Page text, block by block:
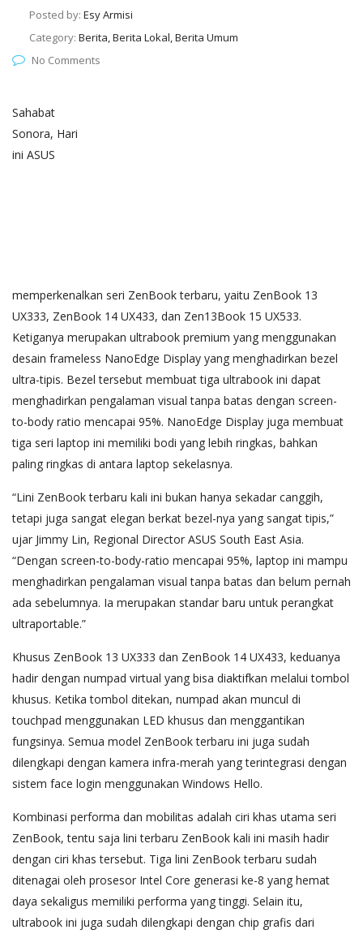
Posted by: Esy Armisi
Category: Berita, Berita Lokal, Berita Umum
No Comments
Sahabat
Sonora, Hari
ini ASUS
memperkenalkan seri ZenBook terbaru, yaitu ZenBook 13
UX333, ZenBook 14 UX433, dan Zen13Book 15 UX533.
Ketiganya merupakan ultrabook premium yang menggunakan
desain frameless NanoEdge Display yang menghadirkan bezel
ultra-tipis. Bezel tersebut membuat tiga ultrabook ini dapat
menghadirkan pengalaman visual tanpa batas dengan screen-
to-body ratio mencapai 95%. NanoEdge Display juga membuat
tiga seri laptop ini memiliki bodi yang lebih ringkas, bahkan
paling ringkas di antara laptop sekelasnya.
“Lini ZenBook terbaru kali ini bukan hanya sekadar canggih,
tetapi juga sangat elegan berkat bezel-nya yang sangat tipis,”
ujar Jimmy Lin, Regional Director ASUS South East Asia.
“Dengan screen-to-body-ratio mencapai 95%, laptop ini mampu
menghadirkan pengalaman visual tanpa batas dan belum pernah
ada sebelumnya. Ia merupakan standar baru untuk perangkat
ultraportable.”
Khusus ZenBook 13 UX333 dan ZenBook 14 UX433, keduanya
hadir dengan numpad virtual yang bisa diaktifkan melalui tombol
khusus. Ketika tombol ditekan, numpad akan muncul di
touchpad menggunakan LED khusus dan menggantikan
fungsinya. Semua model ZenBook terbaru ini juga sudah
dilengkapi dengan kamera infra-merah yang terintegrasi dengan
sistem face login menggunakan Windows Hello.
Kombinasi performa dan mobilitas adalah ciri khas utama seri
ZenBook, tentu saja lini terbaru ZenBook kali ini masih hadir
dengan ciri khas tersebut. Tiga lini ZenBook terbaru sudah
ditenagai oleh prosesor Intel Core generasi ke-8 yang hemat
daya sekaligus memiliki performa yang tinggi. Selain itu,
ultrabook ini juga sudah dilengkapi dengan chip grafis dari